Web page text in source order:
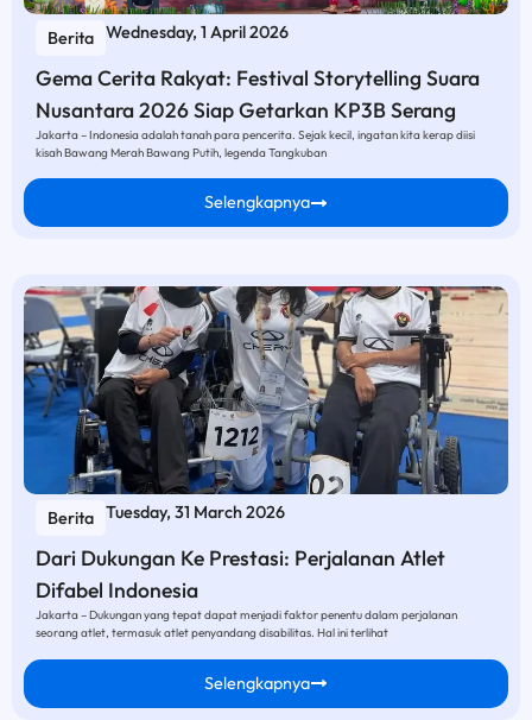
Berita Wednesday, 1 April 2026
Gema Cerita Rakyat: Festival Storytelling Suara
Nusantara 2026 Siap Getarkan KP3B Serang
Jakarta – Indonesia adalah tanah para pencerita. Sejak kecil, ingatan kita kerap diisi
kisah Bawang Merah Bawang Putih, legenda Tangkuban
Selengkapnya
Berita Tuesday, 31 March 2026
Dari Dukungan Ke Prestasi: Perjalanan Atlet
Difabel Indonesia
Jakarta – Dukungan yang tepat dapat menjadi faktor penentu dalam perjalanan
seorang atlet, termasuk atlet penyandang disabilitas. Hal ini terlihat
Selengkapnya